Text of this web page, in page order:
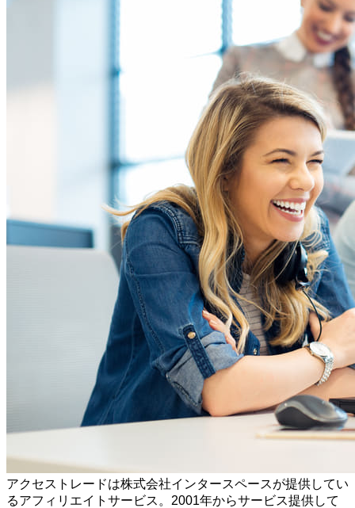
アクセストレードは株式会社インタースペースが提供してい
るアフィリエイトサービス。2001年からサービス提供して